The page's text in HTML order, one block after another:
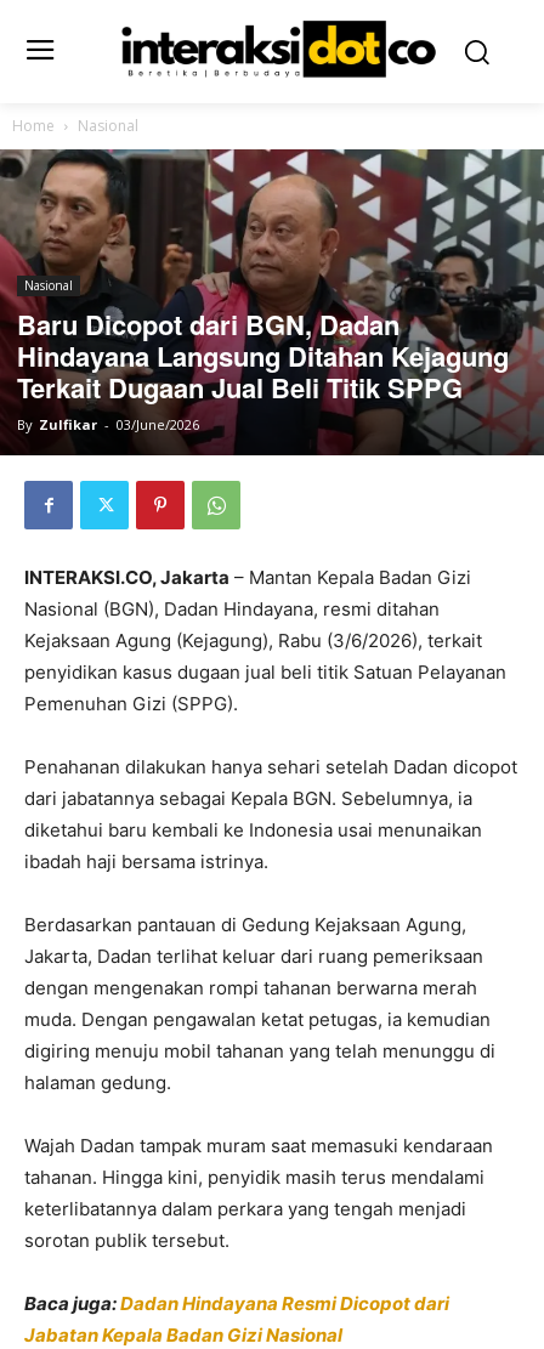
Home Nasional
Nasional
Baru Dicopot dari BGN, Dadan
Hindayana Langsung Ditahan Kejagung
Terkait Dugaan Jual Beli Titik SPPG
By Zulfikar - 03/June/2026
INTERAKSI.CO, Jakarta – Mantan Kepala Badan Gizi
Nasional (BGN), Dadan Hindayana, resmi ditahan
Kejaksaan Agung (Kejagung), Rabu (3/6/2026), terkait
penyidikan kasus dugaan jual beli titik Satuan Pelayanan
Pemenuhan Gizi (SPPG).
Penahanan dilakukan hanya sehari setelah Dadan dicopot
dari jabatannya sebagai Kepala BGN. Sebelumnya, ia
diketahui baru kembali ke Indonesia usai menunaikan
ibadah haji bersama istrinya.
Berdasarkan pantauan di Gedung Kejaksaan Agung,
Jakarta, Dadan terlihat keluar dari ruang pemeriksaan
dengan mengenakan rompi tahanan berwarna merah
muda. Dengan pengawalan ketat petugas, ia kemudian
digiring menuju mobil tahanan yang telah menunggu di
halaman gedung.
Wajah Dadan tampak muram saat memasuki kendaraan
tahanan. Hingga kini, penyidik masih terus mendalami
keterlibatannya dalam perkara yang tengah menjadi
sorotan publik tersebut.
Baca juga:Dadan Hindayana Resmi Dicopot dari
Jabatan Kepala Badan Gizi Nasional